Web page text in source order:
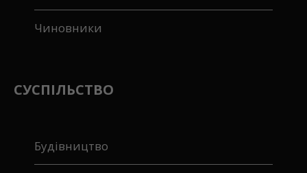
Чиновники
СУСПІЛЬСТВО
Будівництво